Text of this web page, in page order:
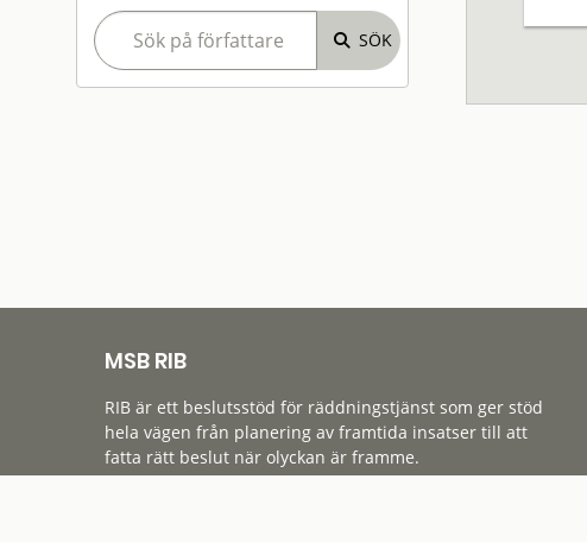
MSB RIB
RIB är ett beslutsstöd för räddningstjänst som ger stöd
hela vägen från planering av framtida insatser till att
fatta rätt beslut när olyckan är framme.